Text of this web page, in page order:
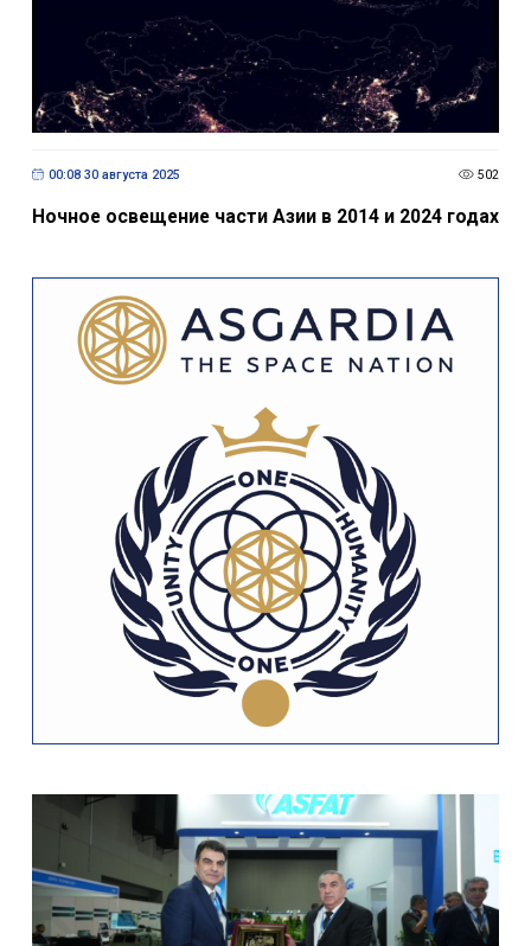
00:08 30 августа 2025 502
Ночное освещение части Азии в 2014 и 2024 годах